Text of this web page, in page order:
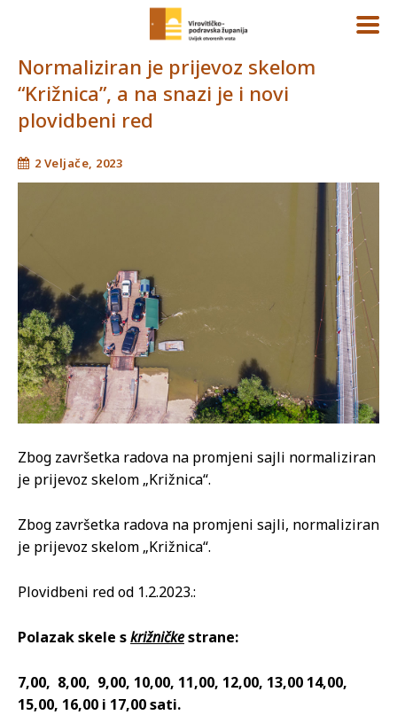
Normaliziran je prijevoz skelom
“Križnica”, a na snazi je i novi
plovidbeni red
2 Veljače, 2023
Zbog završetka radova na promjeni sajli normaliziran
je prijevoz skelom „Križnica“.
Zbog završetka radova na promjeni sajli, normaliziran
je prijevoz skelom „Križnica“.
Plovidbeni red od 1.2.2023.:
Polazak skele skrižničkestrane:
7,00, 8,00, 9,00, 10,00, 11,00, 12,00, 13,00 14,00,
15,00, 16,00 i 17,00 sati.